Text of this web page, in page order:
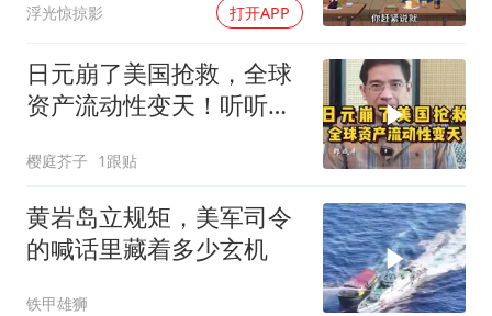
浮光惊掠影 打开APP
日元崩了美国抢救，全球
资产流动性变天！听听郎
樱庭芥子 1跟贴
黄岩岛立规矩，美军司令
的喊话里藏着多少玄机
铁甲雄狮